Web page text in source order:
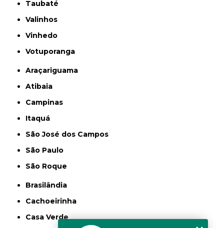
Taubaté
Valinhos
Vinhedo
Votuporanga
Araçariguama
Atibaia
Campinas
Itaquá
São José dos Campos
São Paulo
São Roque
Brasilândia
Cachoeirinha
Casa Verde